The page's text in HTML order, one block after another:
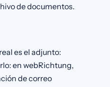
de documentos.
es el adjunto:
en webRichtung,
de correo